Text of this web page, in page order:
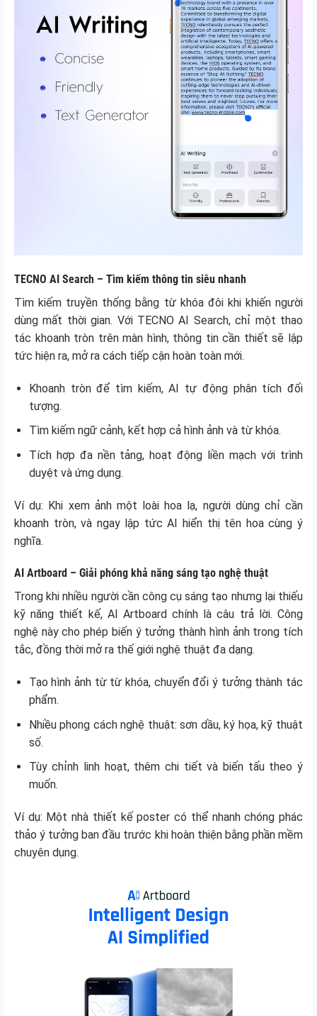
TECNO AI Search – Tìm kiếm thông tin siêu nhanh
Tìm kiếm truyền thống bằng từ khóa đôi khi khiến người
dùng mất thời gian. Với TECNO AI Search, chỉ một thao
tác khoanh tròn trên màn hình, thông tin cần thiết sẽ lập
tức hiện ra, mở ra cách tiếp cận hoàn toàn mới.
Khoanh tròn để tìm kiếm, AI tự động phân tích đối
tượng.
Tìm kiếm ngữ cảnh, kết hợp cả hình ảnh và từ khóa.
Tích hợp đa nền tảng, hoạt động liền mạch với trình
duyệt và ứng dụng.
Ví dụ: Khi xem ảnh một loài hoa lạ, người dùng chỉ cần
khoanh tròn, và ngay lập tức AI hiển thị tên hoa cùng ý
nghĩa.
AI Artboard – Giải phóng khả năng sáng tạo nghệ thuật
Trong khi nhiều người cần công cụ sáng tạo nhưng lại thiếu
kỹ năng thiết kế, AI Artboard chính là câu trả lời. Công
nghệ này cho phép biến ý tưởng thành hình ảnh trong tích
tắc, đồng thời mở ra thế giới nghệ thuật đa dạng.
Tạo hình ảnh từ từ khóa, chuyển đổi ý tưởng thành tác
phẩm.
Nhiều phong cách nghệ thuật: sơn dầu, ký họa, kỹ thuật
số.
Tùy chỉnh linh hoạt, thêm chi tiết và biến tấu theo ý
muốn.
Ví dụ: Một nhà thiết kế poster có thể nhanh chóng phác
thảo ý tưởng ban đầu trước khi hoàn thiện bằng phần mềm
chuyên dụng.